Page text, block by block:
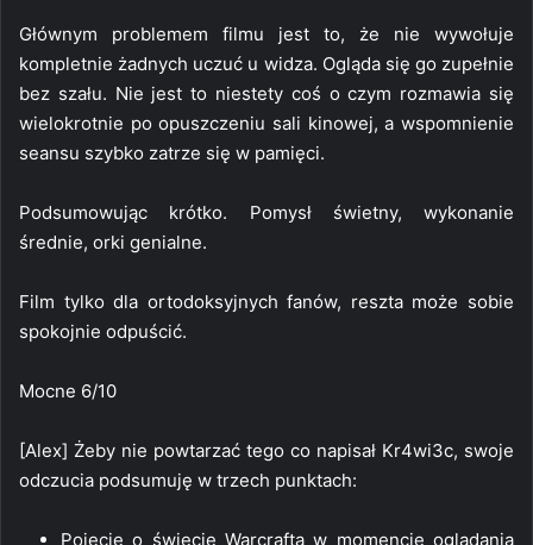
Głównym problemem filmu jest to, że nie wywołuje
kompletnie żadnych uczuć u widza. Ogląda się go zupełnie
bez szału. Nie jest to niestety coś o czym rozmawia się
wielokrotnie po opuszczeniu sali kinowej, a wspomnienie
seansu szybko zatrze się w pamięci.
Podsumowując krótko. Pomysł świetny, wykonanie
średnie, orki genialne.
Film tylko dla ortodoksyjnych fanów, reszta może sobie
spokojnie odpuścić.
Mocne 6/10
[Alex] Żeby nie powtarzać tego co napisał Kr4wi3c, swoje
odczucia podsumuję w trzech punktach:
Pojęcie o świecie Warcrafta w momencie oglądania